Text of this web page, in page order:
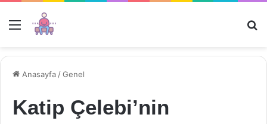
Menü
Anasayfa /Genel
Katip Çelebi’nin